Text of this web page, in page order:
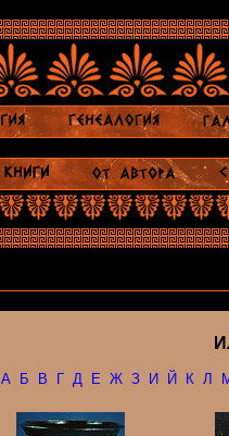
А Б В Г Д Е Ж З И Й К Л